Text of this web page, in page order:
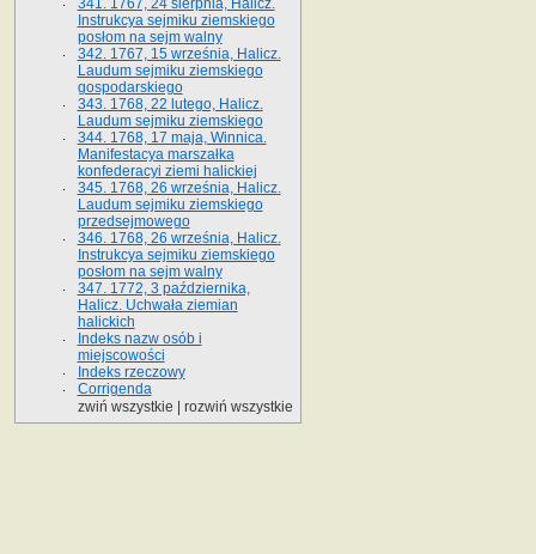
341. 1767, 24 sierpnia, Halicz.
Instrukcya sejmiku ziemskiego
posłom na sejm walny
342. 1767, 15 września, Halicz.
Laudum sejmiku ziemskiego
gospodarskiego
343. 1768, 22 lutego, Halicz.
Laudum sejmiku ziemskiego
344. 1768, 17 maja, Winnica.
Manifestacya marszałka
konfederacyi ziemi halickiej
345. 1768, 26 września, Halicz.
Laudum sejmiku ziemskiego
przedsejmowego
346. 1768, 26 września, Halicz.
Instrukcya sejmiku ziemskiego
posłom na sejm walny
347. 1772, 3 października,
Halicz. Uchwała ziemian
halickich
Indeks nazw osób i
miejscowości
Indeks rzeczowy
Corrigenda
zwiń wszystkie
rozwiń wszystkie